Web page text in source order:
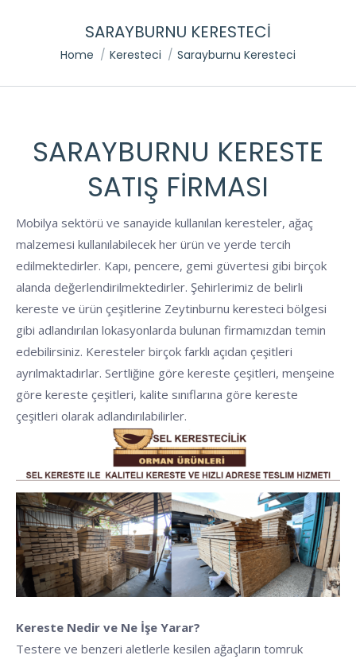
SARAYBURNU KERESTECI
You are here:
Home Keresteci Sarayburnu Keresteci
SARAYBURNU KERESTE
SATIŞ FIRMASI
Mobilya sektörü ve sanayide kullanılan keresteler, ağaç
malzemesi kullanılabilecek her ürün ve yerde tercih
edilmektedirler. Kapı, pencere, gemi güvertesi gibi birçok
alanda değerlendirilmektedirler. Şehirlerimiz de belirli
kereste ve ürün çeşitlerine Zeytinburnu keresteci bölgesi
gibi adlandırılan lokasyonlarda bulunan firmamızdan temin
edebilirsiniz. Keresteler birçok farklı açıdan çeşitleri
ayrılmaktadırlar. Sertliğine göre kereste çeşitleri, menşeine
göre kereste çeşitleri, kalite sınıflarına göre kereste
çeşitleri olarak adlandırılabilirler.
Kereste Nedir ve Ne İşe Yarar?
Testere ve benzeri aletlerle kesilen ağaçların tomruk